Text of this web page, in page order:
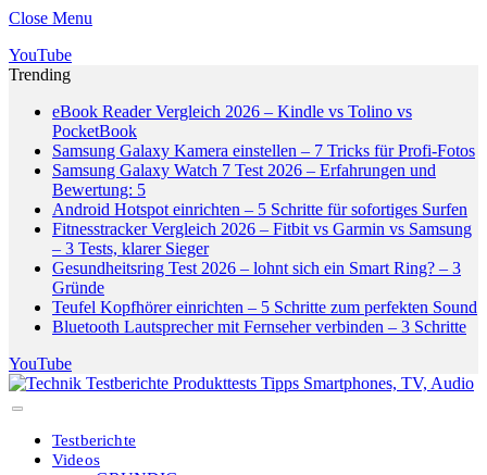
Close Menu
YouTube
Trending
eBook Reader Vergleich 2026 – Kindle vs Tolino vs
PocketBook
Samsung Galaxy Kamera einstellen – 7 Tricks für Profi-Fotos
Samsung Galaxy Watch 7 Test 2026 – Erfahrungen und
Bewertung: 5
Android Hotspot einrichten – 5 Schritte für sofortiges Surfen
Fitnesstracker Vergleich 2026 – Fitbit vs Garmin vs Samsung
– 3 Tests, klarer Sieger
Gesundheitsring Test 2026 – lohnt sich ein Smart Ring? – 3
Gründe
Teufel Kopfhörer einrichten – 5 Schritte zum perfekten Sound
Bluetooth Lautsprecher mit Fernseher verbinden – 3 Schritte
YouTube
Testberichte
Videos